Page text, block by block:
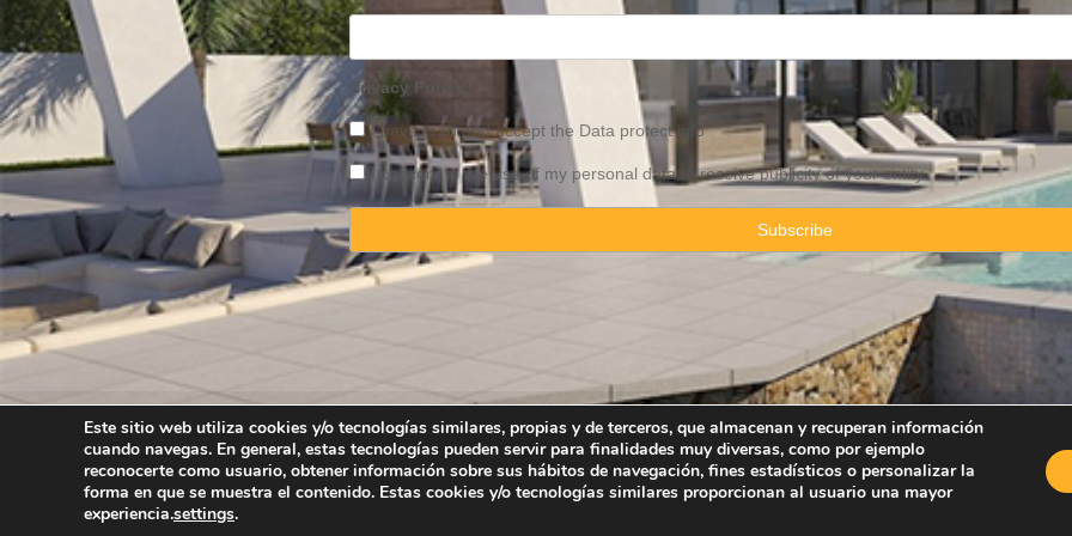
Privacy Policy
I have read and accept the Data protect info
I concent to the use of my personal data to receive publicity of your entity
Copyright © 2025 Property Consulting Spain By JadeVillas S.L. ·Legal advice Privacy
Este sitio web utiliza cookies y/o tecnologías similares, propias y de terceros, que almacenan y recuperan información
cuando navegas. En general, estas tecnologías pueden servir para finalidades muy diversas, como por ejemplo
reconocerte como usuario, obtener información sobre sus hábitos de navegación, fines estadísticos o personalizar la
forma en que se muestra el contenido. Estas cookies y/o tecnologías similares proporcionan al usuario una mayor
experiencia.settings.